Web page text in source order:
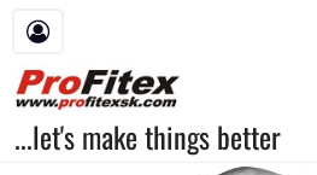
...let's make things better